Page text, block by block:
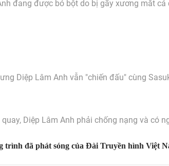
đang được bó bột do bị gãy xương mắt cá
Diệp Lâm Anh vẫn "chiến đấu" cùng
Diệp Lâm Anh phải chống nạng và có
trình đã phát sóng của Đài Truyền hình Việt